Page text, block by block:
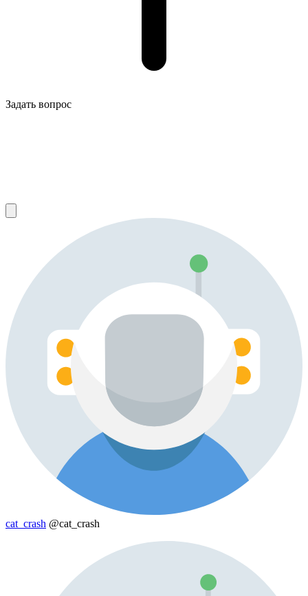
Задать вопрос
cat_crash @cat_crash